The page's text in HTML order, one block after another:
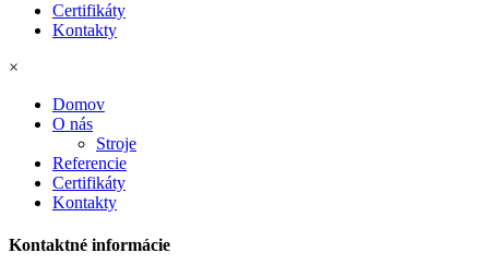
Certifikáty
Kontakty
×
Domov
O nás
Stroje
Referencie
Certifikáty
Kontakty
Kontaktné informácie